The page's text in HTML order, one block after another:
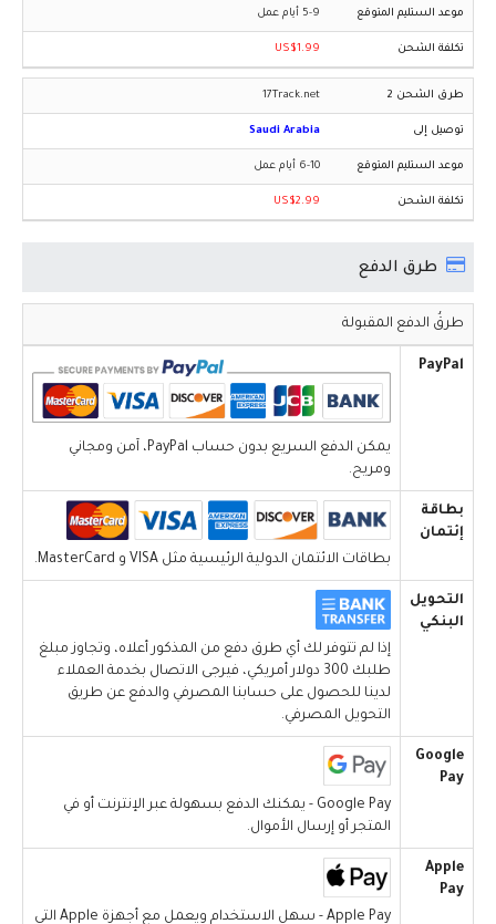
5-9 أيام عمل
US$1.99
17Track.net
Saudi Arabia
6-10 أيام عمل
US$2.99
طرق الدفع
طرقُ الدفع المقبولة
PayPal
يمكن الدفع السريع بدون حساب PayPal، آمن ومجاني
ومريح.
بطاقة
إئتمان
بطاقات الائتمان الدولية الرئيسية مثل VISA و MasterCard.
التحويل
البنكي
إذا لم تتوفر لك أي طرق دفع من المذكور أعلاه، وتجاوز مبلغ
طلبك 300 دولار أمريكي، فيرجى الاتصال بخدمة العملاء
لدينا للحصول على حسابنا المصرفي والدفع عن طريق
التحويل المصرفي.
Google
Pay
Google Pay - يمكنك الدفع بسهولة عبر الإنترنت أو في
المتجر أو إرسال الأموال.
Apple
Pay
Apple Pay - سهل الاستخدام ويعمل مع أجهزة Apple التي